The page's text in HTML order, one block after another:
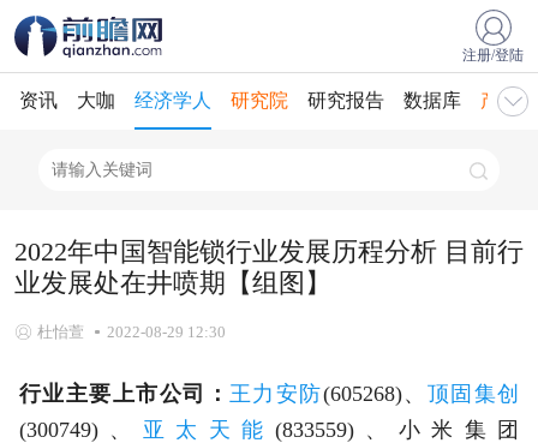
注册/登陆
资讯 大咖 经济学人 研究院 研究报告 数据库 产业
2022年中国智能锁行业发展历程分析 目前行
业发展处在井喷期【组图】
杜怡萱 2022-08-29 12:30
行业主要上市公司： 王力安防(605268)、 顶固集创
(300749)、 亚太天能 (833559)、小米集团